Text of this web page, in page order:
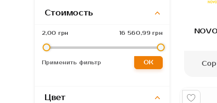
Gordon Kronospan
Стоимость
2,00 грн 16 560,99 грн
Применить фильтр OK
Цвет